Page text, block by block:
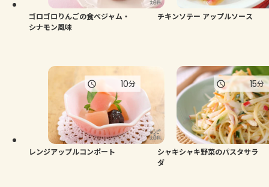
ゴロゴロりんごの食べジャム・
シナモン風味
チキンソテー アップルソース
レンジアップルコンポート
10分
シャキシャキ野菜のパスタサラ
ダ
15分